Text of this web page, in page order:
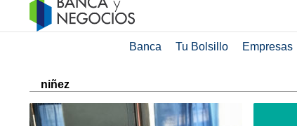
Banca Tu Bolsillo Empresas
niñez